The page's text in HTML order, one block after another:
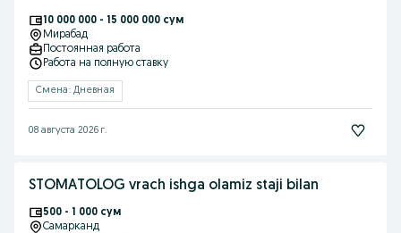
10 000 000 - 15 000 000 сум
Мирабад
Постоянная работа
Работа на полную ставку
Смена: Дневная
08 августа 2026 г.
STOMATOLOG vrach ishga olamiz staji bilan
500 - 1 000 сум
Самарканд